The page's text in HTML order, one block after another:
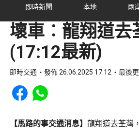
即時新聞 本地 兩
壞車︰龍翔道去
(17:12最新)
即時交通 發佈 26.06.2025 17:12 最後
Share to Facebook
Share to WhatsApp
【馬路的事交通消息】 龍翔道去荃灣